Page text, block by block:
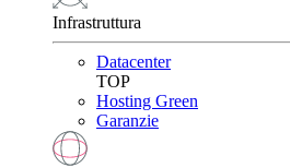
Infrastruttura
Datacenter
TOP
Hosting Green
Garanzie